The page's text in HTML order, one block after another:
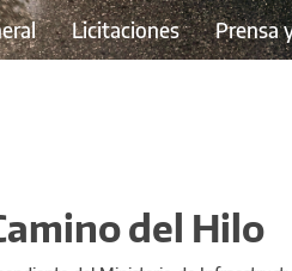
Licitaciones Prensa
del Hilo